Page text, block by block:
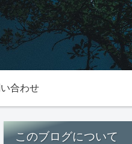
合わせ
このブログについて